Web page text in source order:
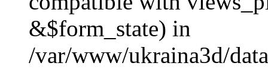
&$form_state) in
/var/www/ukraina3d/